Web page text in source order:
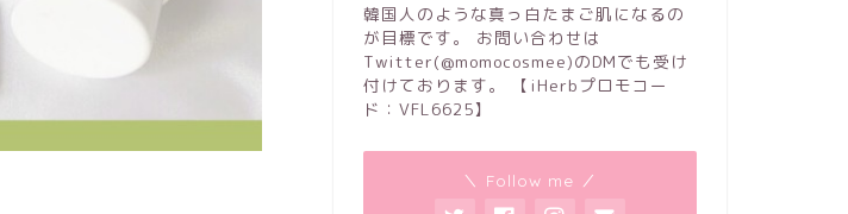
韓国人のような真っ白たまご肌になるの
が目標です。 お問い合わせは
Twitter(@momocosmee)のDMでも受け
付けております。 【iHerbプロモコー
ド：VFL6625】
＼ Follow me ／